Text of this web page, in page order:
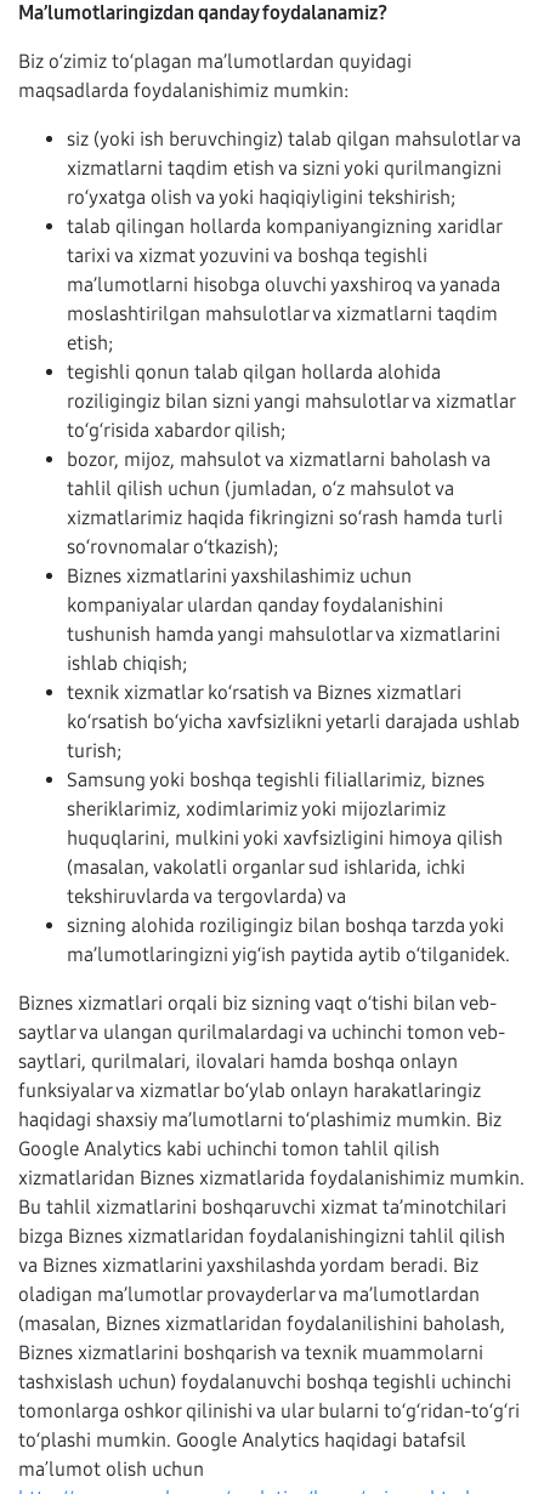
Ma’lumotlaringizdan qanday foydalanamiz?
Biz o‘zimiz to‘plagan ma’lumotlardan quyidagi
maqsadlarda foydalanishimiz mumkin:
siz (yoki ish beruvchingiz) talab qilgan mahsulotlar va
xizmatlarni taqdim etish va sizni yoki qurilmangizni
ro‘yxatga olish va yoki haqiqiyligini tekshirish;
talab qilingan hollarda kompaniyangizning xaridlar
tarixi va xizmat yozuvini va boshqa tegishli
ma’lumotlarni hisobga oluvchi yaxshiroq va yanada
moslashtirilgan mahsulotlar va xizmatlarni taqdim
etish;
tegishli qonun talab qilgan hollarda alohida
roziligingiz bilan sizni yangi mahsulotlar va xizmatlar
to‘g‘risida xabardor qilish;
bozor, mijoz, mahsulot va xizmatlarni baholash va
tahlil qilish uchun (jumladan, o‘z mahsulot va
xizmatlarimiz haqida fikringizni so‘rash hamda turli
so‘rovnomalar o‘tkazish);
Biznes xizmatlarini yaxshilashimiz uchun
kompaniyalar ulardan qanday foydalanishini
tushunish hamda yangi mahsulotlar va xizmatlarini
ishlab chiqish;
texnik xizmatlar ko‘rsatish va Biznes xizmatlari
ko‘rsatish bo‘yicha xavfsizlikni yetarli darajada ushlab
turish;
Samsung yoki boshqa tegishli filiallarimiz, biznes
sheriklarimiz, xodimlarimiz yoki mijozlarimiz
huquqlarini, mulkini yoki xavfsizligini himoya qilish
(masalan, vakolatli organlar sud ishlarida, ichki
tekshiruvlarda va tergovlarda) va
sizning alohida roziligingiz bilan boshqa tarzda yoki
ma’lumotlaringizni yig‘ish paytida aytib o‘tilganidek.
Biznes xizmatlari orqali biz sizning vaqt o‘tishi bilan veb-
saytlar va ulangan qurilmalardagi va uchinchi tomon veb-
saytlari, qurilmalari, ilovalari hamda boshqa onlayn
funksiyalar va xizmatlar bo‘ylab onlayn harakatlaringiz
haqidagi shaxsiy ma’lumotlarni to‘plashimiz mumkin. Biz
Google Analytics kabi uchinchi tomon tahlil qilish
xizmatlaridan Biznes xizmatlarida foydalanishimiz mumkin.
Bu tahlil xizmatlarini boshqaruvchi xizmat ta’minotchilari
bizga Biznes xizmatlaridan foydalanishingizni tahlil qilish
va Biznes xizmatlarini yaxshilashda yordam beradi. Biz
oladigan ma’lumotlar provayderlar va ma’lumotlardan
(masalan, Biznes xizmatlaridan foydalanilishini baholash,
Biznes xizmatlarini boshqarish va texnik muammolarni
tashxislash uchun) foydalanuvchi boshqa tegishli uchinchi
tomonlarga oshkor qilinishi va ular bularni to‘g‘ridan-to‘g‘ri
to‘plashi mumkin. Google Analytics haqidagi batafsil
maʼlumot olish uchun